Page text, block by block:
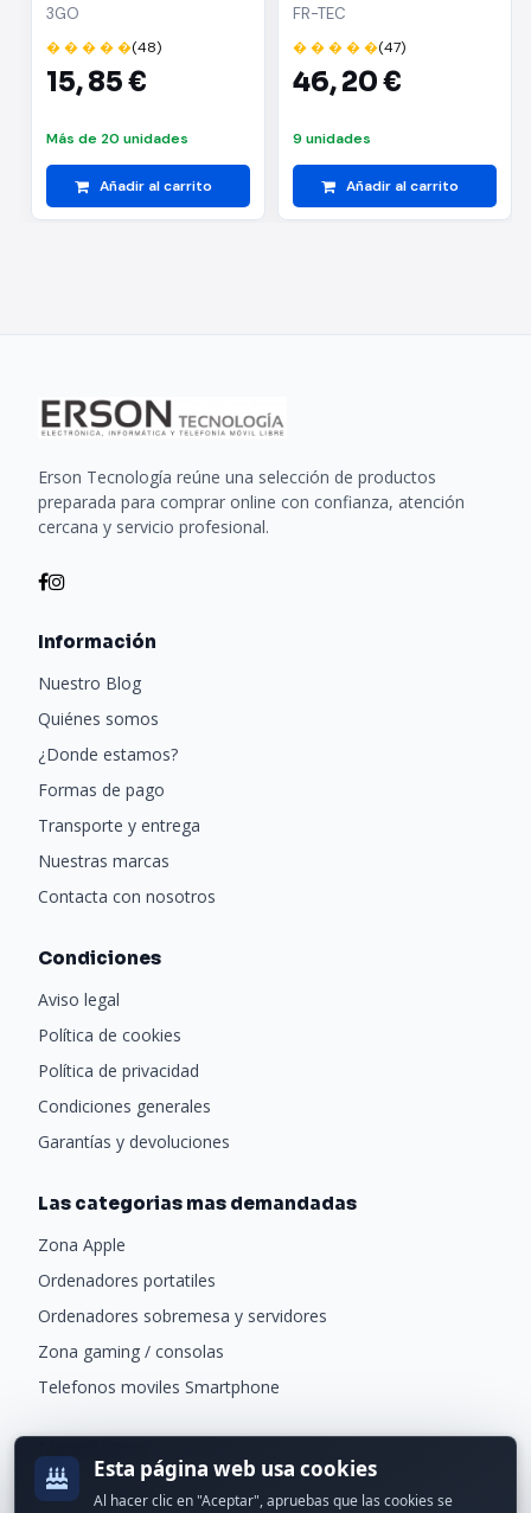
Teclado + Ratón +
Auriculares
3GO
� � � � �(48)
15,85 €
Más de 20 unidades
Añadir al carrito
Teclado + Ratón +
Alfombrilla
FR-TEC
� � � � �(47)
46,20 €
9 unidades
Añadir al carrito
Erson Tecnología reúne una selección de productos
preparada para comprar online con confianza, atención
cercana y servicio profesional.
Información
Nuestro Blog
Quiénes somos
¿Donde estamos?
Formas de pago
Transporte y entrega
Nuestras marcas
Contacta con nosotros
Condiciones
Aviso legal
Política de cookies
Política de privacidad
Condiciones generales
Garantías y devoluciones
Las categorias mas demandadas
Zona Apple
Ordenadores portatiles
Ordenadores sobremesa y servidores
Zona gaming / consolas
Telefonos moviles Smartphone
Recibe ofertas exclusivas y novedades.
Esta página web usa cookies
Al hacer clic en "Aceptar", apruebas que las cookies se